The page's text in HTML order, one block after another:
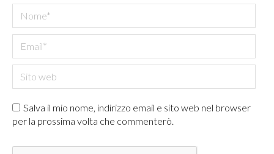
Nome *
Email *
Sito web
Salva il mio nome, indirizzo email e sito web nel browser
per la prossima volta che commenterò.